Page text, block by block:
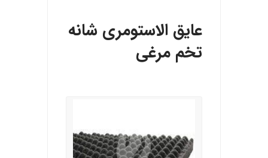
عایق الاستومری شانه
تخم مرغی